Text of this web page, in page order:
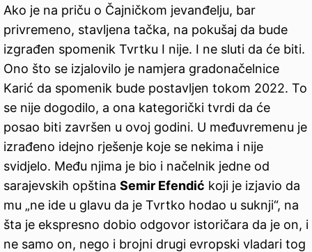
Ako je na priču o Čajničkom jevanđelju, bar
privremeno, stavljena tačka, na pokušaj da bude
izgrađen spomenik Tvrtku I nije. I ne sluti da će biti.
Ono što se izjalovilo je namjera gradonačelnice
Karić da spomenik bude postavljen tokom 2022. To
se nije dogodilo, a ona kategorički tvrdi da će
posao biti završen u ovoj godini. U međuvremenu je
izrađeno idejno rješenje koje se nekima i nije
svidjelo. Među njima je bio i načelnik jedne od
sarajevskih opština Semir Efendić koji je izjavio da
mu „ne ide u glavu da je Tvrtko hodao u suknji“, na
šta je ekspresno dobio odgovor istoričara da je on, i
ne samo on, nego i brojni drugi evropski vladari tog